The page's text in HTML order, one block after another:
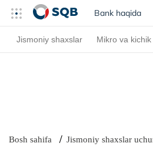
Bank haqida
Jismoniy shaxslar Mikro va
Bosh sahifa Jismoniy shaxslar